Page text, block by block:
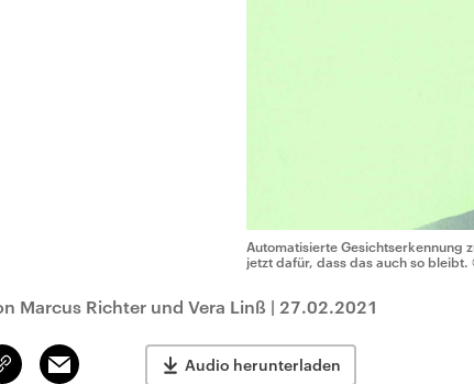
Automatisierte Gesichtserkennung
jetzt dafür, dass das auch so bleibt.
Marcus Richter und Vera Linß | 27.02.2021
Link
kopieren/teilen
Email Audio herunterladen